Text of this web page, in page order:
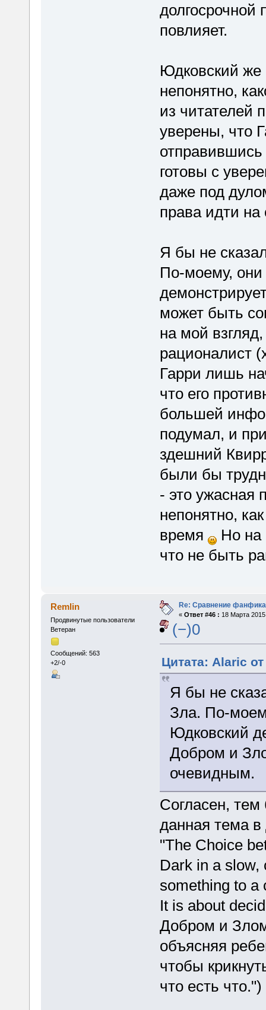
долгосрочной
повлияет.
Юдковский же
непонятно,
из читателей
уверены, что
готовы с
даже под
права идти на
Я бы не
По-моему, они
может быть
на мой
рационалист
Гарри лишь
что его
большей
подумал, и
здешний
были бы
- это ужасная
непонятно,
время
Но на
что не быть
Remlin
Продвинутые пользователи
Ветеран
Сообщений: 563
+2/-0
Re: Сравнение
« Ответ #46 : 18 Марта
(−)0
Цитата: Alaric
Я бы не
Зла. По-
Юдковский
Добром и
очевидным.
Согласен, тем
данная тема в
"The Choice
Dark in a slow,
something to
It is about
Добром и
объясняя
чтобы
что есть что.")